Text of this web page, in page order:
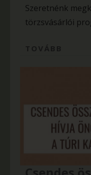
Szeretnénk
törzsvásárlói